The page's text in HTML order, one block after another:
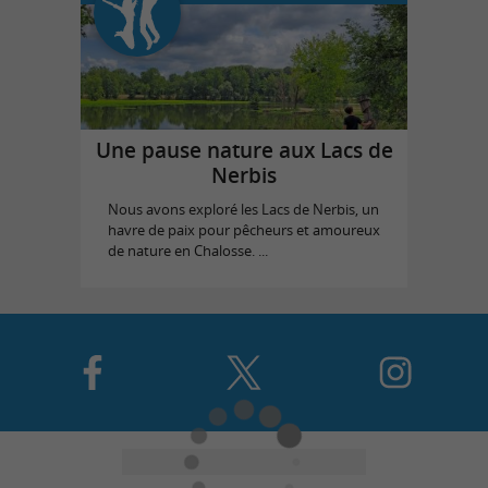
Une pause nature aux Lacs de
Nerbis
Nous avons exploré les Lacs de Nerbis, un
havre de paix pour pêcheurs et amoureux
de nature en Chalosse. ...